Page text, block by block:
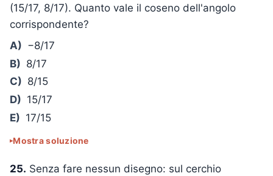
(15/17, 8/17). Quanto vale il coseno dell'angolo
corrispondente?
A) −8/17
B) 8/17
C) 8/15
D) 15/17
E) 17/15
Mostra soluzione
25. Senza fare nessun disegno: sul cerchio